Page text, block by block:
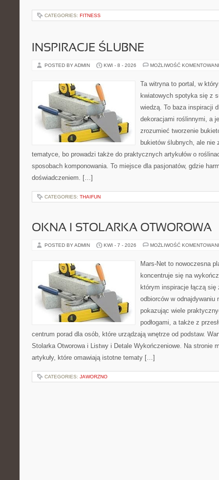
CATEGORIES: FITNESS
INSPIRACJE ŚLUBNE
POSTED BY ADMIN KWI - 8 - 2026 MOŻLIWOŚĆ
Ta witryna to portal, w
kwiatowych spotyka się z
wiedzą. To baza inspiracji
dekoracjami roślinnymi, a
zrozumieć tworzenie
bukietów ślubnych, ale nie
tematyce, bo prowadzi także do praktycznych artykułów o
sposobach komponowania. To miejsce dla pasjonatów, gdzie
doświadczeniem. […]
CATEGORIES: THAIFUN
OKNA I STOLARKA OTWOROWA
POSTED BY ADMIN KWI - 7 - 2026 MOŻLIWOŚĆ
Mars-Net to nowoczesna
koncentruje się na
którym inspiracje łączą
odbiorców w odnajdywaniu
pokazując wiele
podłogami, a także z
centrum porad dla osób, które urządzają wnętrze od podstaw.
Stolarka Otworowa i Listwy i Detale Wykończeniowe. Na stronie
artykuły, które omawiają istotne tematy […]
CATEGORIES: JAWORZNO